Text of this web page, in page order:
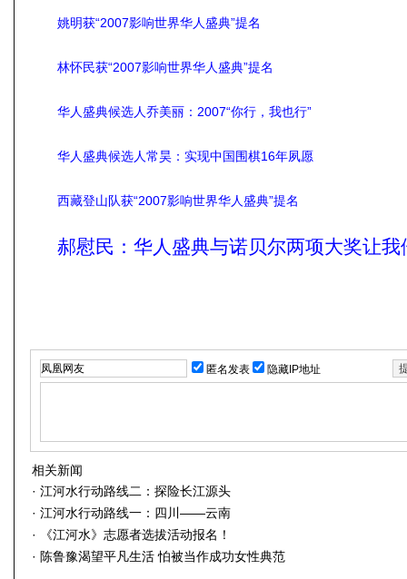
姚明获“2007影响世界华人盛典”提名
林怀民获“2007影响世界华人盛典”提名
华人盛典候选人乔美丽：2007“你行，我也行”
华人盛典候选人常昊：实现中国围棋16年夙愿
西藏登山队获“2007影响世界华人盛典”提名
郝慰民：华人盛典与诺贝尔两项大奖让我
匿名发表 隐藏IP地址
相关新闻
· 江河水行动路线二：探险长江源头
· 江河水行动路线一：四川——云南
·
《江河水》志愿者选拔活动报名！
· 陈鲁豫渴望平凡生活 怕被当作成功女性典范